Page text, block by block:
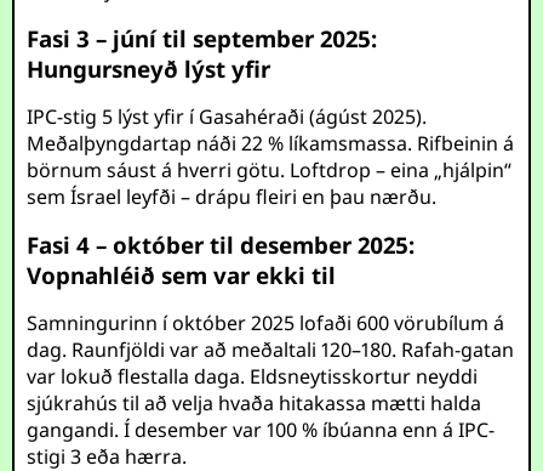
Fasi 3 – júní til september 2025:
Hungursneyð lýst yfir
IPC-stig 5 lýst yfir í Gasahéraði (ágúst 2025).
Meðalþyngdartap náði 22 % líkamsmassa. Rifbeinin á
börnum sáust á hverri götu. Loftdrop – eina „hjálpin“
sem Ísrael leyfði – drápu fleiri en þau nærðu.
Fasi 4 – október til desember 2025:
Vopnahléið sem var ekki til
Samningurinn í október 2025 lofaði 600 vörubílum á
dag. Raunfjöldi var að meðaltali 120–180. Rafah-gatan
var lokuð flestalla daga. Eldsneytisskortur neyddi
sjúkrahús til að velja hvaða hitakassa mætti halda
gangandi. Í desember var 100 % íbúanna enn á IPC-
stigi 3 eða hærra.